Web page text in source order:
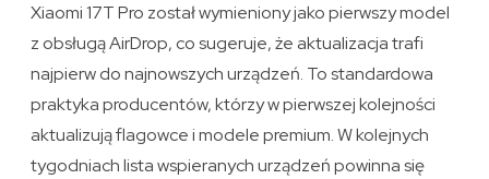
Xiaomi 17T Pro został wymieniony jako pierwszy model
z obsługą AirDrop, co sugeruje, że aktualizacja trafi
najpierw do najnowszych urządzeń. To standardowa
praktyka producentów, którzy w pierwszej kolejności
aktualizują flagowce i modele premium. W kolejnych
tygodniach lista wspieranych urządzeń powinna się